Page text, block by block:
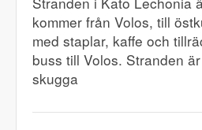
kommer från Volos, till
med staplar, kaffe och
buss till Volos. Stranden
skugga